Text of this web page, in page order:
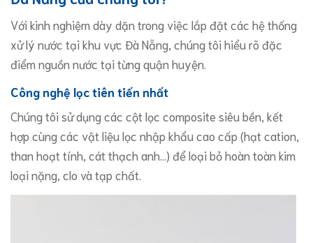
​Với kinh nghiệm dày dặn trong việc lắp đặt các hệ thống
xử lý nước tại khu vực Đà Nẵng, chúng tôi hiểu rõ đặc
điểm nguồn nước tại từng quận huyện.
Công nghệ lọc tiên tiến nhất
​Chúng tôi sử dụng các cột lọc composite siêu bền, kết
hợp cùng các vật liệu lọc nhập khẩu cao cấp (hạt cation,
than hoạt tính, cát thạch anh…) để loại bỏ hoàn toàn kim
loại nặng, clo và tạp chất.